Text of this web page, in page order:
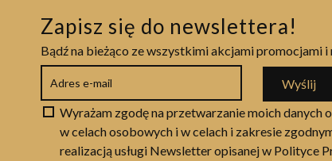
Zapisz się do newslettera!
Bądź na bieżąco ze wszystkimi akcjami promocjami
Wyślij
Wyrażam zgodę na przetwarzanie moich danych
w celach osobowych i w celach i zakresie
realizacją usługi Newsletter opisanej w Polityce